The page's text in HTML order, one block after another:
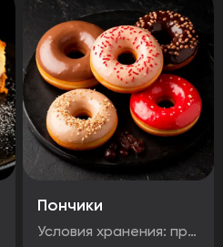
Пончики
Условия хранения: при температуре от минус -18°C до 0°C Срок годности: 48 часов Т.У 10.71. 11-001-48751922-2017 Рукомендуется употребить сразу после вскрытия упаковки Без ГМО